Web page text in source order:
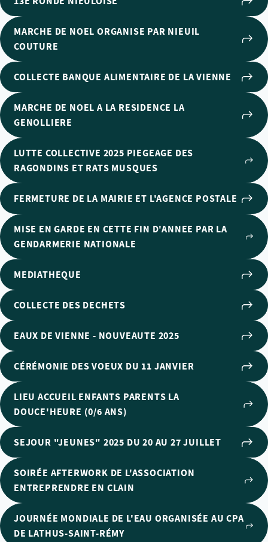
MARCHE DE NOEL ORGANISE PAR NIEUIL
COUTURE
COLLECTE BANQUE ALIMENTAIRE DE LA VIENNE
MARCHE DE NOEL A LA RESIDENCE LA
GENOLLIERE
LUTTE COLLECTIVE 2025 PIEGEAGE DES
RAGONDINS ET RATS MUSQUES
FERMETURE DE LA MAIRIE ET L'AGENCE POSTALE
MISE EN GARDE EN CETTE FIN D'ANNEE PAR LA
GENDARMERIE NATIONALE
MEDIATHEQUE
COLLECTE DES DECHETS
EAUX DE VIENNE - NOUVEAUTE 2025
CÉRÉMONIE DES VOEUX DU 11 JANVIER
LIEU ACCUEIL ENFANTS PARENTS LA
DOUCE'HEURE (0/6 ANS)
SEJOUR "JEUNES" 2025 DU 20 AU 27 JUILLET
SOIRÉE AFTERWORK DE L'ASSOCIATION
ENTREPRENDRE EN CLAIN
JOURNÉE MONDIALE DE L'EAU ORGANISÉE AU CPA
DE LATHUS-SAINT-RÉMY